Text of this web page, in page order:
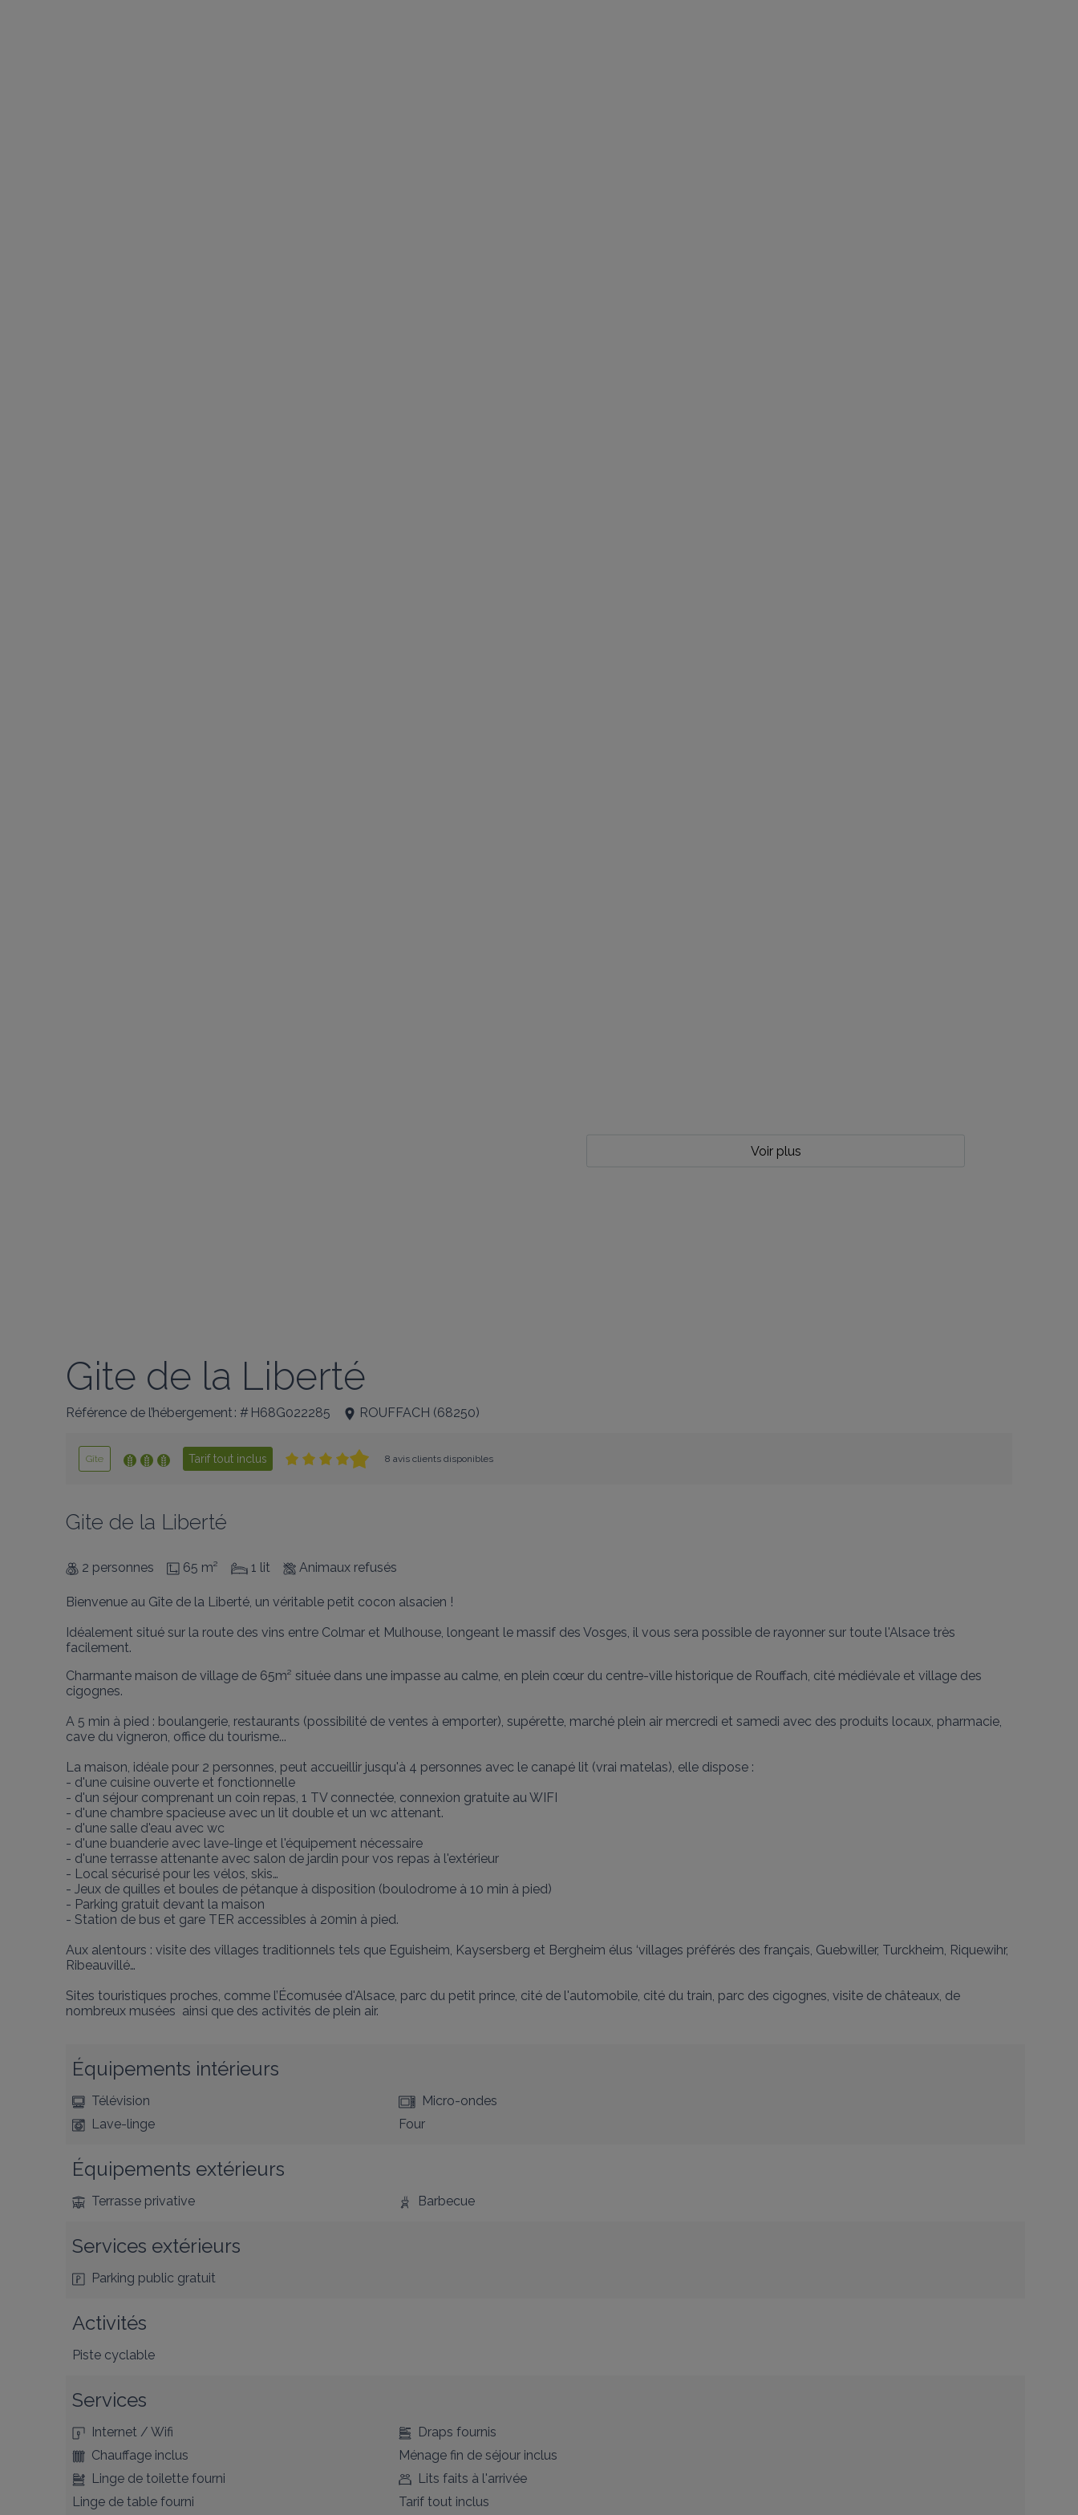
Voir plus
Gite de la Liberté
Référence de l’hébergement : # H68G022285 ROUFFACH (68250)
Gîte Tarif tout inclus 8 avis clients disponibles
Gite de la Liberté
2 personnes 65 m² 1 lit Animaux refusés
Bienvenue au Gîte de la Liberté, un véritable petit cocon alsacien !
Idéalement situé sur la route des vins entre Colmar et Mulhouse, longeant le massif des Vosges, il vous sera possible de rayonner sur toute l'Alsace très
facilement.
Charmante maison de village de 65m² située dans une impasse au calme, en plein cœur du centre-ville historique de Rouffach, cité médiévale et village des
cigognes.
A 5 min à pied : boulangerie, restaurants (possibilité de ventes à emporter), supérette, marché plein air mercredi et samedi avec des produits locaux, pharmacie,
cave du vigneron, office du tourisme...
La maison, idéale pour 2 personnes, peut accueillir jusqu'à 4 personnes avec le canapé lit (vrai matelas), elle dispose :
- d'une cuisine ouverte et fonctionnelle
- d'un séjour comprenant un coin repas, 1 TV connectée, connexion gratuite au WIFI
- d'une chambre spacieuse avec un lit double et un wc attenant.
- d'une salle d'eau avec wc
- d'une buanderie avec lave-linge et l'équipement nécessaire
- d'une terrasse attenante avec salon de jardin pour vos repas à l'extérieur
- Local sécurisé pour les vélos, skis…
- Jeux de quilles et boules de pétanque à disposition (boulodrome à 10 min à pied)
- Parking gratuit devant la maison
- Station de bus et gare TER accessibles à 20min à pied.
Aux alentours : visite des villages traditionnels tels que Eguisheim, Kaysersberg et Bergheim élus ‘villages préférés des français, Guebwiller, Turckheim, Riquewihr,
Ribeauvillé…
Sites touristiques proches, comme l’Écomusée d'Alsace, parc du petit prince, cité de l'automobile, cité du train, parc des cigognes, visite de châteaux, de
nombreux musées  ainsi que des activités de plein air.
Équipements intérieurs
Télévision
Micro-ondes
Lave-linge
Four
Équipements extérieurs
Terrasse privative Barbecue
Services extérieurs
Parking public gratuit
Activités
Piste cyclable
Services
Internet / Wifi
Draps fournis
Chauffage inclus
Ménage fin de séjour inclus
Linge de toilette fourni
Lits faits à l'arrivée
Linge de table fourni
Tarif tout inclus